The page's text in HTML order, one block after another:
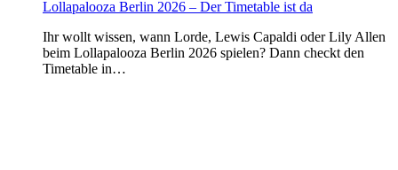
Lollapalooza Berlin 2026 – Der Timetable ist da
Ihr wollt wissen, wann Lorde, Lewis Capaldi oder Lily Allen
beim Lollapalooza Berlin 2026 spielen? Dann checkt den
Timetable in…